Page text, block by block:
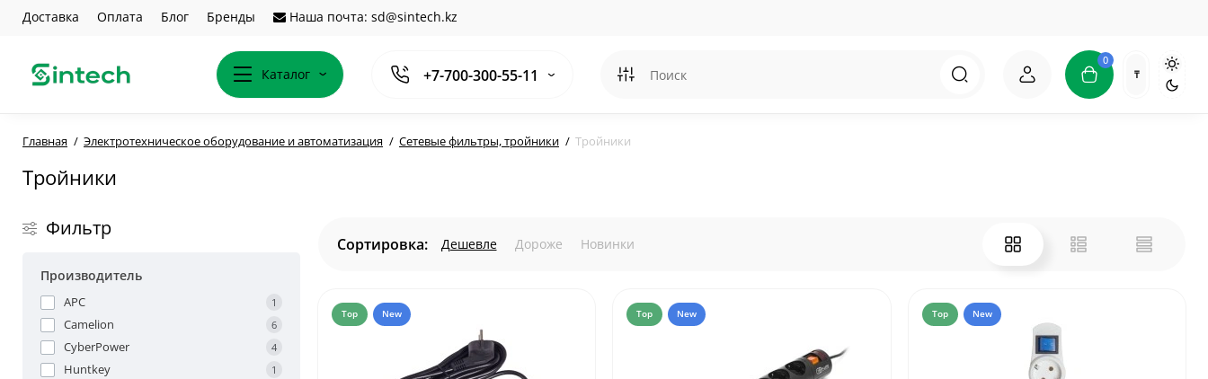
Доставка Оплата Блог Бренды Наша почта: sd@sintech.kz
Каталог +7-700-300-55-11
0
₸
Главная Электротехническое оборудование и автоматизация Сетевые фильтры, тройники Тройники
Тройники
Фильтр
Производитель
APC 1
Camelion 6
CyberPower 4
Huntkey 1
Сортировка: Дешевле Дороже Новинки
Top New Top New Top New